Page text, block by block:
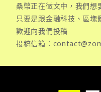
桑幣正在徵文中，我們想
只要是跟金融科技、區
歡迎向我們投稿
投稿信箱：